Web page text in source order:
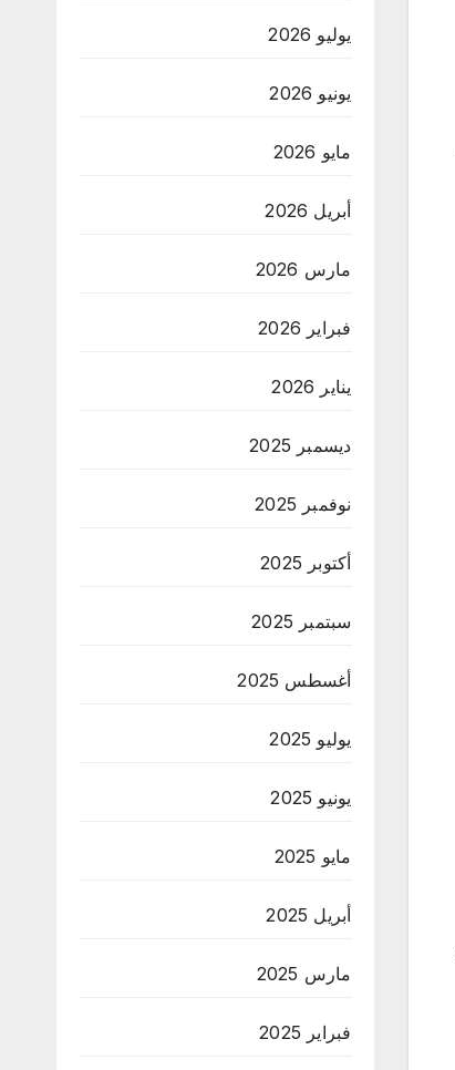
يوليو 2026
يونيو 2026
مايو 2026
أبريل 2026
مارس 2026
فبراير 2026
يناير 2026
ديسمبر 2025
نوفمبر 2025
أكتوبر 2025
سبتمبر 2025
أغسطس 2025
يوليو 2025
يونيو 2025
مايو 2025
أبريل 2025
مارس 2025
فبراير 2025